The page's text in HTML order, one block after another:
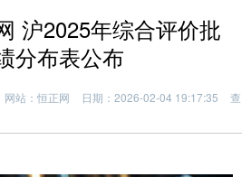
沪2025年综合评价批
分布表公布
网站：恒正网 日期：2026-02-04 19:17:35
查